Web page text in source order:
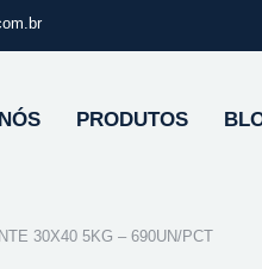
PRODUTOS
30X40 5KG – 690UN/PCT